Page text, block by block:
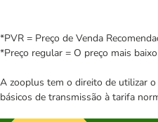
*PVR = Preço de Venda
*Preço regular = O preço mais
A zooplus tem o direito de utilizar
básicos de transmissão à tarifa